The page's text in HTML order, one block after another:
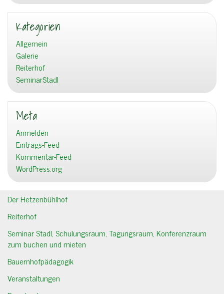
Kategorien
Allgemein
Galerie
Reiterhof
SeminarStadl
Meta
Anmelden
Eintrags-Feed
Kommentar-Feed
WordPress.org
Der Hetzenbühlhof
Reiterhof
Seminar Stadl, Schulungsraum, Tagungsraum, Konferenzraum
zum buchen und mieten
Bauernhofpädagogik
Veranstaltungen